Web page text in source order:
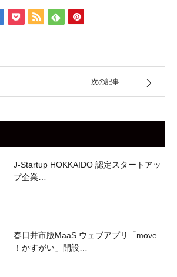
次の記事
J-Startup HOKKAIDO 認定スタートアッ
プ企業…
春日井市版MaaS ウェブアプリ「move
！かすがい」開設…